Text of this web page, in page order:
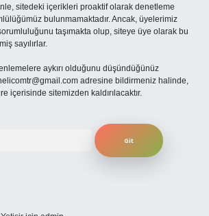
sitedeki içerikleri proaktif olarak denetleme
bulunmamaktadır. Ancak, üyelerimiz
taşımakta olup, siteye üye olarak bu
sayılırlar.
aykırı olduğunu düşündüğünüz
adresine bildirmeniz halinde,
içerisinde sitemizden kaldırılacaktır.